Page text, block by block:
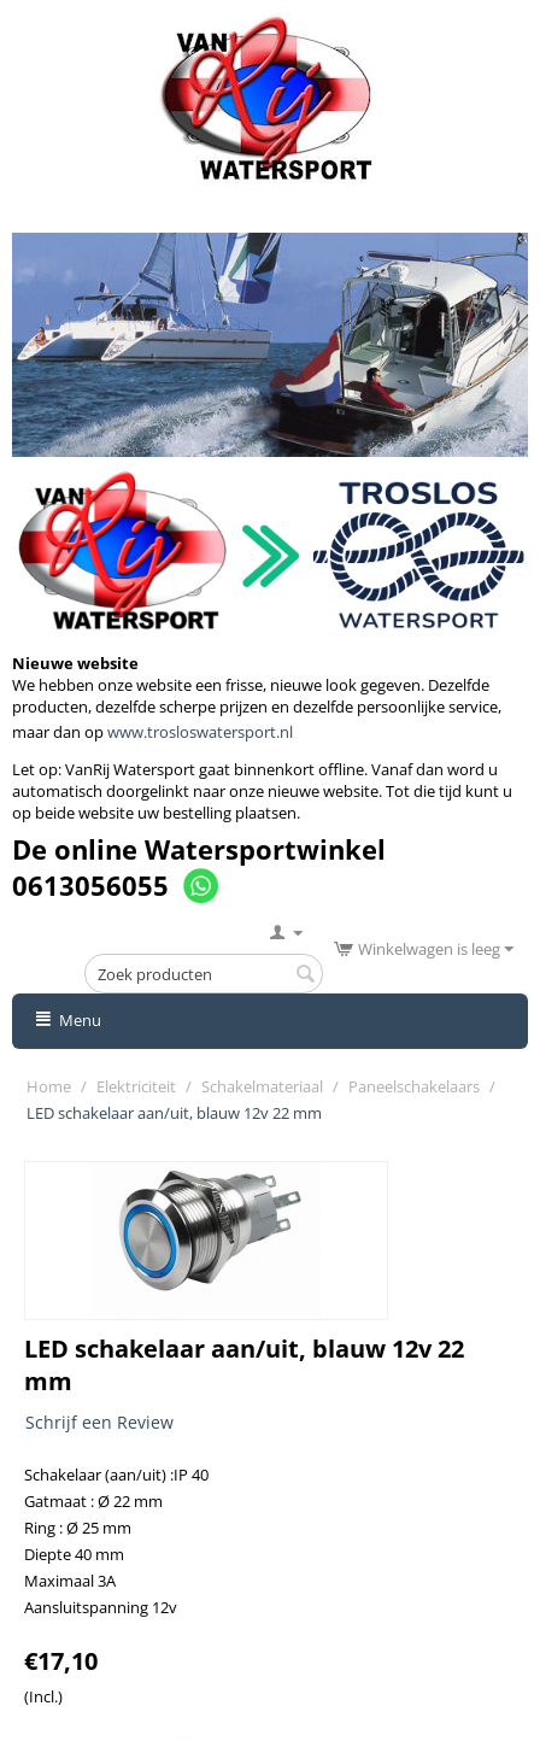
Nieuwe website
We hebben onze website een frisse, nieuwe look gegeven. Dezelfde
producten, dezelfde scherpe prijzen en dezelfde persoonlijke service,
maar dan opwww.trosloswatersport.nl
Let op: VanRij Watersport gaat binnenkortoffline. Vanaf dan word u
automatisch doorgelinkt naar onze nieuwe website. Tot die tijd kunt u
op beide website uw bestelling plaatsen.
De online Watersportwinkel
0613056055
Winkelwagen is leeg
Menu
Home / Elektriciteit / Schakelmateriaal / Paneelschakelaars /
LED schakelaar aan/uit, blauw 12v 22 mm
LED schakelaar aan/uit, blauw 12v 22
mm
Schrijf een Review
Schakelaar (aan/uit) :IP 40
Gatmaat : Ø 22 mm
Ring : Ø 25 mm
Diepte 40 mm
Maximaal 3A
Aansluitspanning 12v
€17,10
(Incl.)